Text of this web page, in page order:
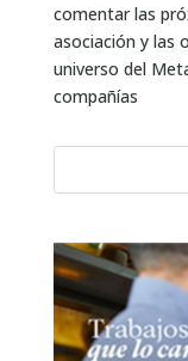
comentar las
asociación y las
universo del
compañías